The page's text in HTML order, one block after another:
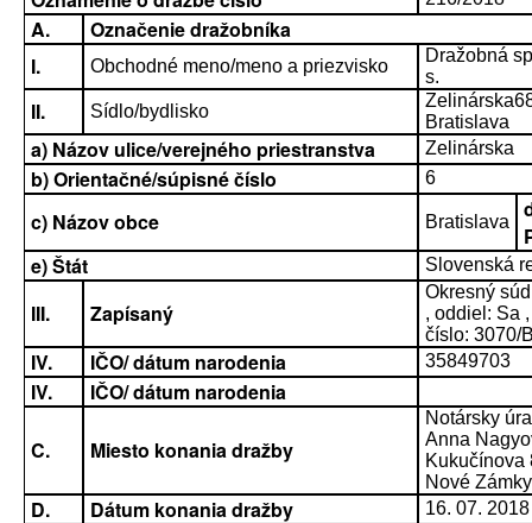
A.
Označenie dražobníka
I.
Obchodné meno/meno a priezvisko
Dražobná
s.
II. Sídlo/bydlisko
Bratislava
a) Názov ulice/verejného priestranstva Zelinárska
b) Orientačné/súpisné číslo 6
c) Názov obce Bratislava
e) Štát
Slovenská
III. Zapísaný
Okresný
, oddiel: Sa
číslo: 3070/
IV. IČO/ dátum narodenia 35849703
IV. IČO/ dátum narodenia
C. Miesto konania dražby
Notársky
Anna
Kukučínova
Nové Zámky
D. Dátum konania dražby 16. 07. 2018